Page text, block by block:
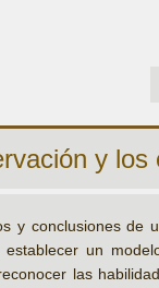
y los
y conclusiones
un
las